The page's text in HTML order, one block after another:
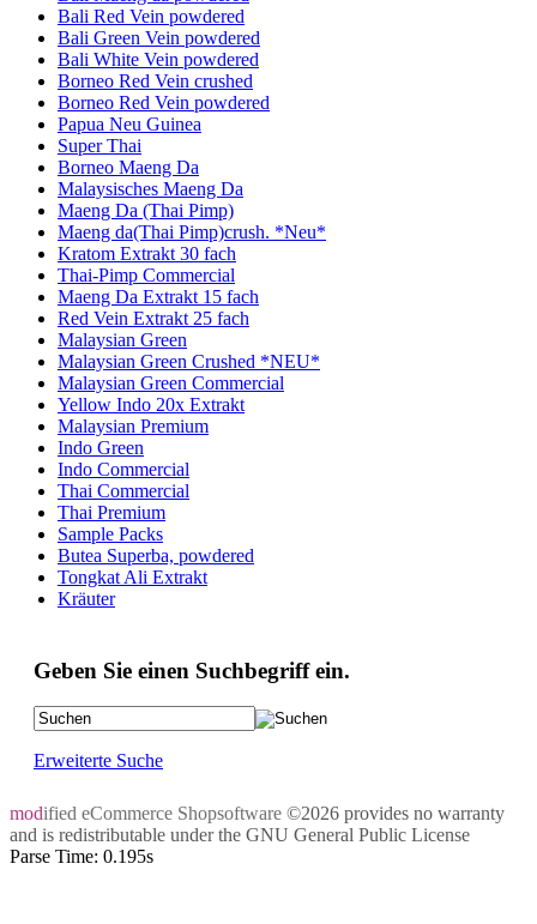
Bali Red Vein powdered
Bali Green Vein powdered
Bali White Vein powdered
Borneo Red Vein crushed
Borneo Red Vein powdered
Papua Neu Guinea
Super Thai
Borneo Maeng Da
Malaysisches Maeng Da
Maeng Da (Thai Pimp)
Maeng da(Thai Pimp)crush. *Neu*
Kratom Extrakt 30 fach
Thai-Pimp Commercial
Maeng Da Extrakt 15 fach
Red Vein Extrakt 25 fach
Malaysian Green
Malaysian Green Crushed *NEU*
Malaysian Green Commercial
Yellow Indo 20x Extrakt
Malaysian Premium
Indo Green
Indo Commercial
Thai Commercial
Thai Premium
Sample Packs
Butea Superba, powdered
Tongkat Ali Extrakt
Kräuter
Geben Sie einen Suchbegriff ein.
Erweiterte Suche
modified eCommerce Shopsoftware ©2026 provides no warranty
and is redistributable under the GNU General Public License
Parse Time: 0.195s